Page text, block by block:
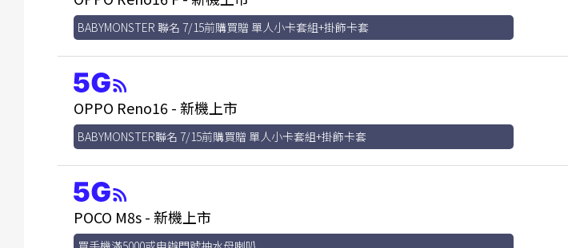
BABYMONSTER 聯名 7/15前購買贈 單人小卡套組+掛飾卡套
OPPO Reno16 - 新機上市
BABYMONSTER聯名 7/15前購買贈 單人小卡套組+掛飾卡套
POCO M8s - 新機上市